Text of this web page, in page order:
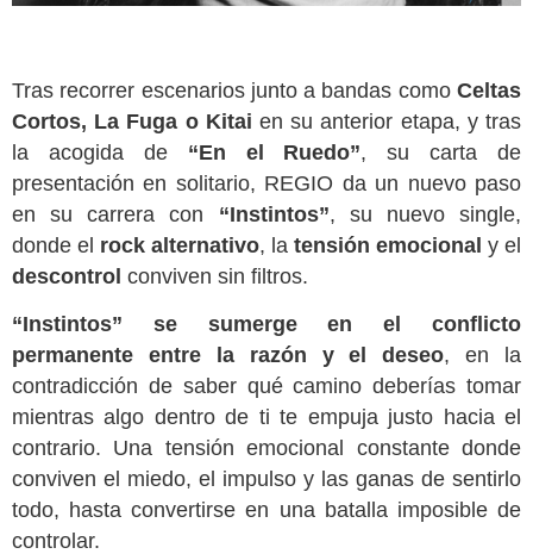
Tras recorrer escenarios junto a bandas como Celtas
Cortos, La Fuga o Kitai en su anterior etapa, y tras
la acogida de
“En el Ruedo”, su carta de
presentación en solitario, REGIO da un nuevo paso
en su carrera con
“Instintos”, su nuevo single,
donde el rock alternativo, la tensión emocional y el
descontrol conviven sin filtros.
“Instintos” se sumerge en el conflicto
permanente entre la razón y el deseo, en la
contradicción de saber qué camino deberías tomar
mientras algo dentro de ti te empuja justo hacia el
contrario. Una tensión emocional constante donde
conviven el miedo, el impulso y las ganas de sentirlo
todo, hasta convertirse en una batalla imposible de
controlar.